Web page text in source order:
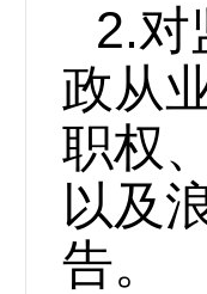
2.对
政从
职权
以及
告。